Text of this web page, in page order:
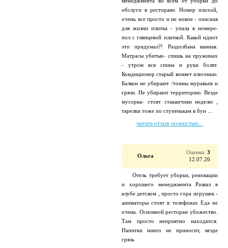
обслуги в ресторане. Номер плохой,
очень все просто и не новое - опасная
для жизни плитка - упала в номере-
пол с глянцевой плиткой. Какой идиот
это придумал?! Раздолбана ванная.
Матрасы убитые- спишь на пружинах
- утром вся спина и руки болят.
Кондиционер старый воняет плесенью.
Балкон не убирают /тонны муравьев и
грязи. Не убирают территорию. Везде
мусорка- стоят стаканчики неделю ,
тарелки тоже по ступенькам в бун ...
читать отзыв полностью...
Ольга
Оценка: 3
12.07.26
Отель требует уборки, реновации
и хорошего менеджмента Развал в
клубе детском , просто гора игрушек -
аниматоры стоят в телефонах Еда не
очень. Основной ресторан убожество.
Там просто неприятно находится.
Напитки никто не приносит, везде
грязь